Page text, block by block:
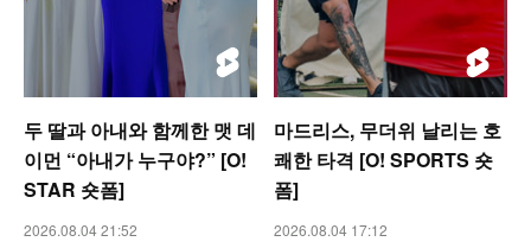
두 딸과 아내와 함께한 맷 데
이먼 “아내가 누구야?” [O!
STAR 숏폼]
2026.08.04 21:52
마드리스, 무더위 날리는 호
쾌한 타격 [O! SPORTS 숏
폼]
2026.08.04 17:12